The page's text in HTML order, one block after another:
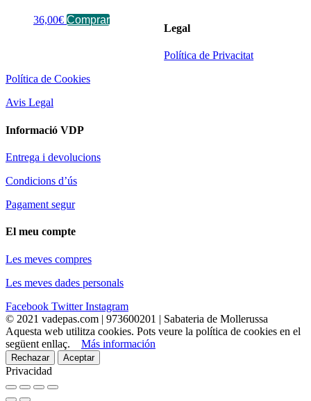
36,00€ Comprar
Legal
Política de Privacitat
Política de Cookies
Avis Legal
Informació VDP
Entrega i devolucions
Condicions d’ús
Pagament segur
El meu compte
Les meves compres
Les meves dades personals
Facebook Twitter Instagram
© 2021 vadepas.com | 973600201 | Sabateria de Mollerussa
Aquesta web utilitza cookies. Pots veure la política de cookies en el
següent enllaç. Más información
Rechazar Aceptar
Privacidad